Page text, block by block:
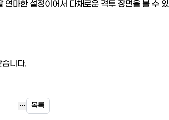
마한 설정이어서 다채로운 격투 장면을 볼
습니다.
 목록